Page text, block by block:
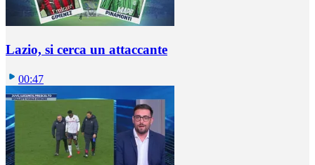
Lazio, si cerca un attaccante
00:47